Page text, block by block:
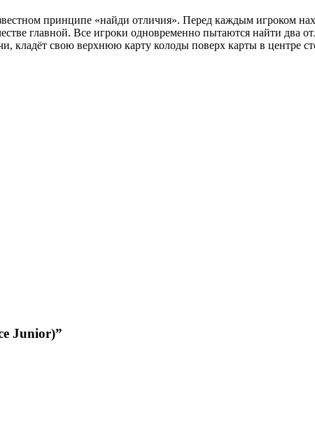
принципе «найди отличия». Перед каждым игроком
главной. Все игроки одновременно пытаются найти два
кладёт свою верхнюю карту колоды поверх карты в центре
Junior)”